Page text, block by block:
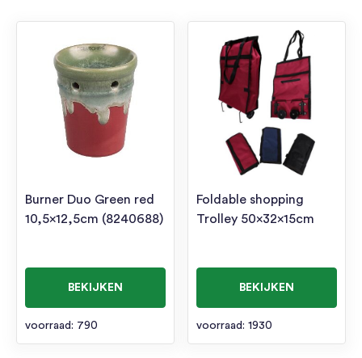
Burner Duo Green red
10,5×12,5cm (8240688)
BEKIJKEN
voorraad: 790
Foldable shopping
Trolley 50x32x15cm
BEKIJKEN
voorraad: 1930